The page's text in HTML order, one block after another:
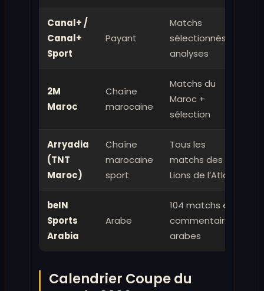
Canal+ /
Canal+
Sport
Payant
Matchs
sélectionnés +
analyses
2M
Maroc
Chaîne
marocaine
Matchs du
Maroc +
sélection
Arryadia
(TNT
Maroc)
Chaîne
marocaine
sport
Tous les
matchs des
Lions de l’Atlas
beIN
Sports
Arabia
Arabe
104 matchs en
commentaires
arabes
Calendrier Coupe du